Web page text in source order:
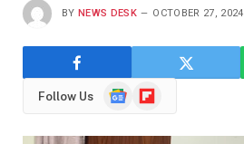
BY NEWS DESK OCTOBER 27, 2024
Follow Us
GoogleFlipboard